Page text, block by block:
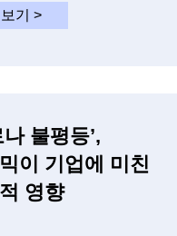
기 >
나 불평등’,
이 기업에 미친
영향